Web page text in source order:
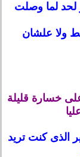
لما وصلت
ولا علشان
خسارة قليلة
الذى كنت تريد